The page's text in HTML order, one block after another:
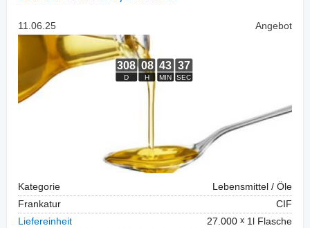
11.06.25 Angebot
Kategorie
Lebensmittel / Öle
Frankatur
CIF
Liefereinheit
27.000
1l Flasche